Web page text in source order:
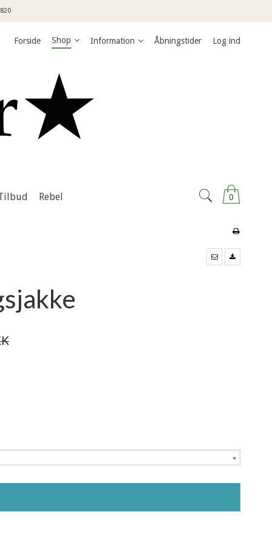
Forside Shop Information Åbningstider Log ind
0
Rebel